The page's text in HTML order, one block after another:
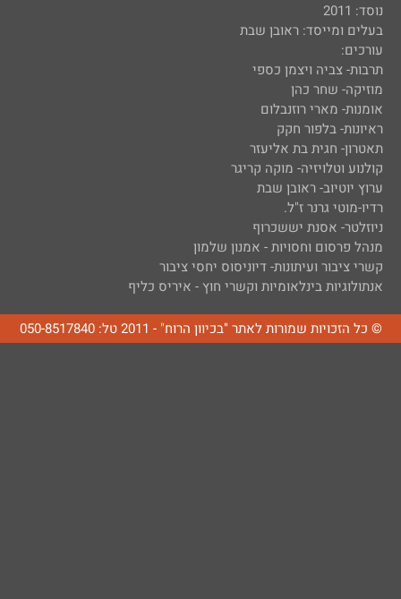
נוסד: 2011
בעלים ומייסד: ראובן שבת
עורכים:
תרבות- צביה ויצמן כספי
מוזיקה- שחר כהן
אומנות- מארי רוזנבלום
ראיונות- בלפור חקק
תאטרון- חגית בת אליעזר
קולנוע וטלויזיה- מוקה קריגר
ערוץ יוטיוב- ראובן שבת
רדיו-מוטי גרנר ז"ל.
ניוזלטר- אסנת יששכרוף
מנהל פרסום וחסויות - אמנון שלמון
קשרי ציבור ועיתונות- דיוניסוס יחסי ציבור
אנתולוגיות בינלאומיות וקשרי חוץ - איריס כליף
© כל הזכויות שמורות לאתר "בכיוון הרוח" - 2011 טל: 050-8517840